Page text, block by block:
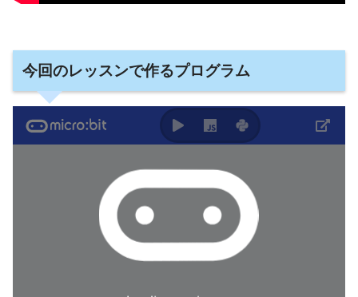
今回のレッスンで作るプログラム